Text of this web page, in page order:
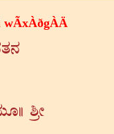
wÃxÀðgÀÄ
²æÃ